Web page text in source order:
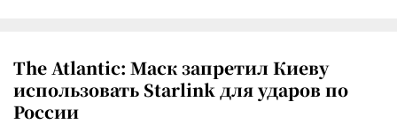
The Atlantic: Маск запретил Киеву
использовать Starlink для ударов по
России